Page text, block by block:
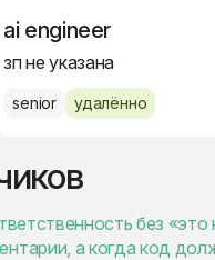
ai engineer
зп не указана
senior удалённо
без
а когда код